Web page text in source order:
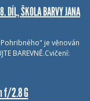
DÍL, ŠKOLA BARVY JANA
je věnován
BAREVNĚ.Cvičení:
f/2.8 G